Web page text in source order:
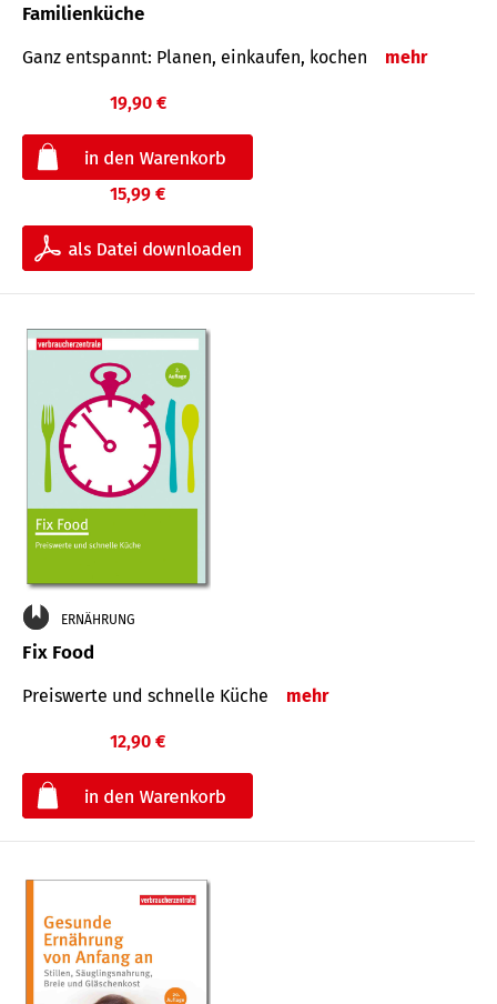
Familienküche
Ganz entspannt: Planen, einkaufen, kochen mehr
19,90 €
15,99 €
ERNÄHRUNG
Fix Food
Preiswerte und schnelle Küche mehr
12,90 €